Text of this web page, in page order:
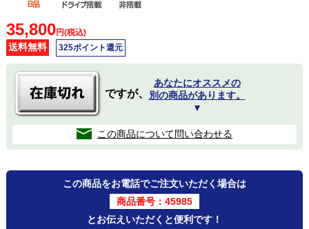
35,800円(税込)
送料無料 325ポイント還元
ですが、
あなたにオススメの
別の商品があります。
▼
この商品について問い合わせる
この商品をお電話でご注文いただく場合は
商品番号：45985
とお伝えいただくと便利です！